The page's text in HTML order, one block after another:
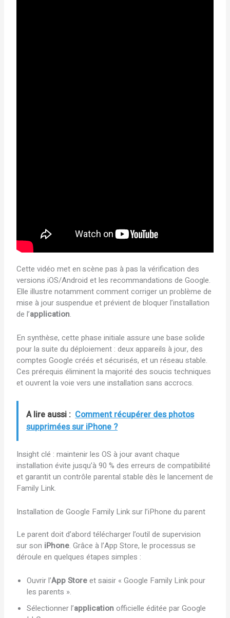
Cette vidéo met en scène pas à pas la vérification des
versions iOS/Android et les recommandations de Google.
Elle illustre notamment comment corriger un problème de
mise à jour suspendue et prévient de bloquer l’installation
de l’application.
En synthèse, cette phase initiale assure une base solide
pour la suite du déploiement : deux appareils à jour, des
comptes Google créés et sécurisés, et un réseau stable.
Ces prérequis éliminent la majorité des soucis techniques
et ouvrent la voie vers une installation sans accrocs.
A lire aussi : Comment récupérer des photos
supprimées sur iPhone ?
Insight clé : maintenir les OS à jour avant chaque
installation évite jusqu’à 90 % des erreurs de compatibilité
et garantit un contrôle parental stable dès le lancement de
Family Link.
Installation de Google Family Link sur l’iPhone du parent
Le parent doit d’abord télécharger l’outil de supervision
sur son iPhone. Grâce à l’App Store, le processus se
déroule en quelques étapes simples :
Ouvrir l’App Storeet saisir « Google Family Link pour
les parents ».
Sélectionner l’applicationofficielle éditée par Google